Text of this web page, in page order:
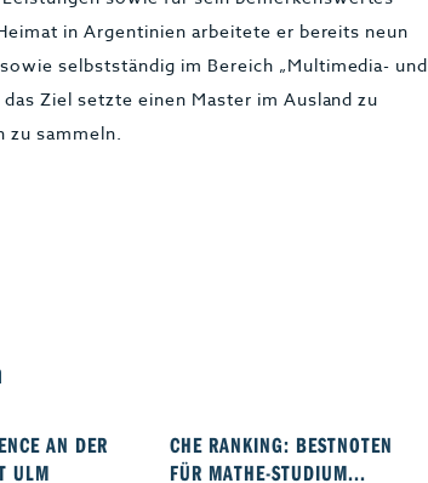
in Argentinien arbeitete er bereits neun
selbstständig im Bereich „Multimedia- und
Ziel setzte einen Master im Ausland zu
zu sammeln.
AN DER
ULM
CHE RANKING: BESTNOTEN
FÜR MATHE-STUDIUM...